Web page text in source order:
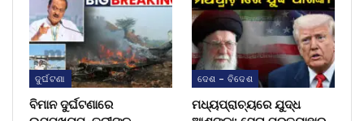
ଦୁର୍ଘଟଣା
ବିମାନ ଦୁର୍ଘଟଣାରେ
ଦେଶ - ବିଦେଶ
ମଧ୍ୟପ୍ରାଚ୍ୟରେ ଯୁଦ୍ଧ